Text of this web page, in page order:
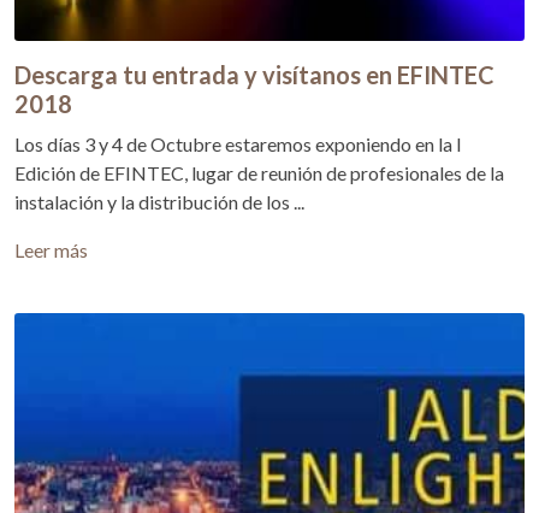
Descarga tu entrada y visítanos en EFINTEC
2018
Los días 3 y 4 de Octubre estaremos exponiendo en la I
Edición de EFINTEC, lugar de reunión de profesionales de la
instalación y la distribución de los ...
Leer más